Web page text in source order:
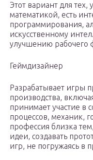
Этот вариант для тех,
математикой, есть
программирования,
искусственному
улучшению рабочего
Геймдизайнер
Разрабатывает игры
производства,
принимает участие в
процессов, механик,
профессия близка
идеи, создавать
игр, не погружаясь в